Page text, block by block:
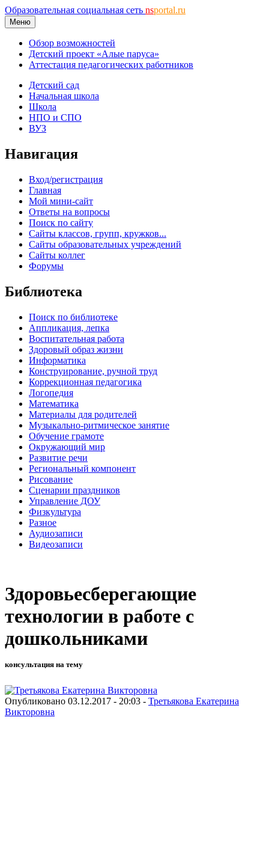
Образовательная социальная сеть nsportal.ru
Меню
Обзор возможностей
Детский проект «Алые паруса»
Аттестация педагогических работников
Детский сад
Начальная школа
Школа
НПО и СПО
ВУЗ
Навигация
Вход/регистрация
Главная
Мой мини-сайт
Ответы на вопросы
Поиск по сайту
Сайты классов, групп, кружков...
Сайты образовательных учреждений
Сайты коллег
Форумы
Библиотека
Поиск по библиотеке
Аппликация, лепка
Воспитательная работа
Здоровый образ жизни
Информатика
Конструирование, ручной труд
Коррекционная педагогика
Логопедия
Математика
Материалы для родителей
Музыкально-ритмическое занятие
Обучение грамоте
Окружающий мир
Развитие речи
Региональный компонент
Рисование
Сценарии праздников
Управление ДОУ
Физкультура
Разное
Аудиозаписи
Видеозаписи
Здоровьесберегающие
технологии в работе с
дошкольниками
консультация на тему
Опубликовано 03.12.2017 - 20:03 - Третьякова Екатерина
Викторовна